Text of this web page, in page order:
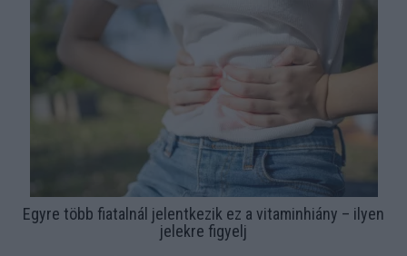
Egyre több fiatalnál jelentkezik ez a vitaminhiány – ilyen
jelekre figyelj